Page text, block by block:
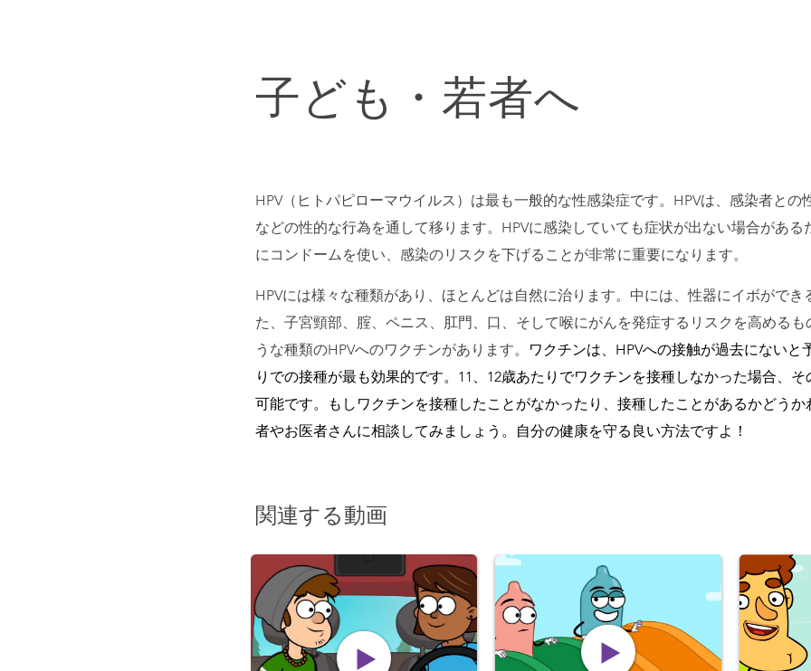
子ども・若者へ
HPV（ヒトパピローマウイルス）は最も一般的な性感染症です。HPVは、感染者との
などの性的な行為を通して移ります。HPVに感染していても症状が出ない場合がある
にコンドームを使い、感染のリスクを下げることが非常に重要になります。
HPVには様々な種類があり、ほとんどは自然に治ります。中には、性器にイボができ
た、子宮頸部、腟、ペニス、肛門、口、そして喉にがんを発症するリスクを高める
うな種類のHPVへのワクチンがあります。
ワクチンは、HPVへの接触が過去にないと
りでの接種が最も効果的です。11、12歳あたりでワクチンを接種しなかった場合、
可能です。もしワクチンを接種したことがなかったり、接種したことがあるかどう
者やお医者さんに相談してみましょう。自分の健康を守る良い方法ですよ！
関連する動画